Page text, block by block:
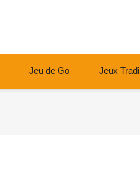
Jeu de Go Jeux Tradi